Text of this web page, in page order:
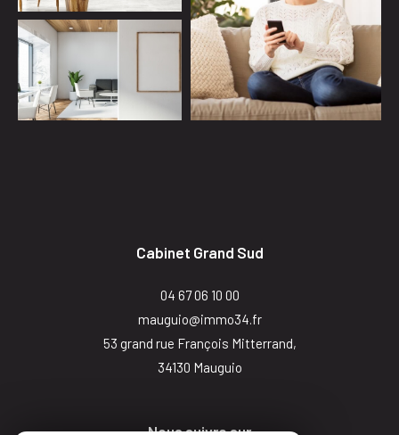
Cabinet Grand Sud
04 67 06 10 00
mauguio@immo34.fr
53 grand rue François Mitterrand,
34130
mauguio